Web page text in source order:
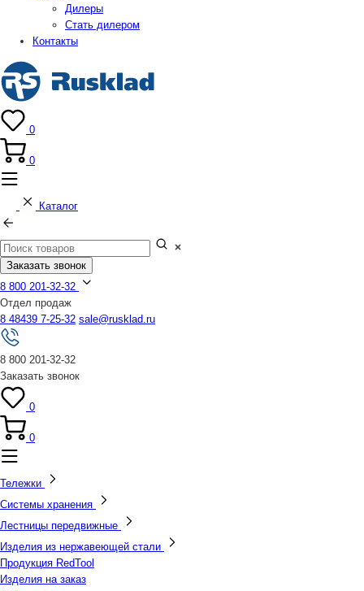
Дилеры
Стать дилером
Контакты
0
0
Каталог
Заказать звонок
8 800 201-32-32
Отдел продаж
8 48439 7-25-32 sale@rusklad.ru
8 800 201-32-32
Заказать звонок
0
0
Тележки
Системы хранения
Лестницы передвижные
Изделия из нержавеющей стали
Продукция RedTool
Изделия на заказ